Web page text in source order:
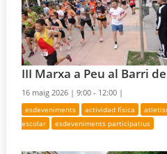
III Marxa a Peu al Barri
16 maig 2026 |9:00 - 12:00 |
esdeveniments actividad física
escolar
esdeveniments participatius